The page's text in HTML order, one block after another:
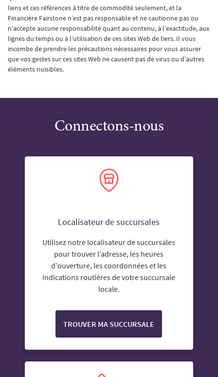
liens et ces références à titre de commodité seulement, et la
Financière Fairstone n’est pas responsable et ne cautionne pas ou
n’accepte aucune responsabilité quant au contenu, à l’exactitude, aux
lignes du temps ou à l’utilisation de ces sites Web de tiers. Il vous
incombe de prendre les précautions nécessaires pour vous assurer
que vos gestes sur ces sites Web ne causent pas de virus ou d’autres
éléments nuisibles.
Connectons-nous
Localisateur de succursales
Utilisez notre localisateur de succursales
pour trouver l’adresse, les heures
d’ouverture, les coordonnées et les
indications routières de votre succursale
locale.
TROUVER MA SUCCURSALE